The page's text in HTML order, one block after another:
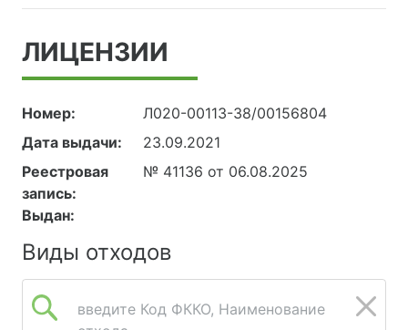
ЛИЦЕНЗИИ
Номер:
Л020-00113-38/00156804
Дата выдачи:
23.09.2021
Реестровая
запись:
№ 41136 от 06.08.2025
Выдан:
Виды отходов
введите Код ФККО, Наименование